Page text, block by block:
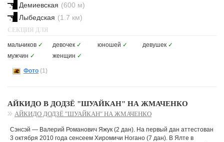
Демиевская (600 м)
Лыбедская (1.7 км)
СЕКЦИЯ ДЛЯ
мальчиков ✓ девочек ✓ юношей ✓ девушек ✓
мужчин ✓ женщин ✓
Фото (1)
АЙКИДО В ДОДЗЁ "ШУАЙКАН" НА ЖМАЧЕНКО
АЙКИДО ДОДЗЁ "ШУАЙКАН" НА ЖМАЧЕНКО
Сэнсэй — Валерий Романович Яжук (2 дан). На первый дан аттестован
3 октября 2010 года сенсеем Хиромичи Ногано (7 дан). В Ялте в